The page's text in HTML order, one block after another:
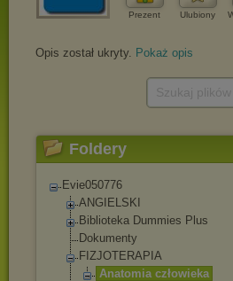
Prezent Ulubiony
Opis został ukryty. Pokaż opis
Foldery
Evie050776
ANGIELSKI
Biblioteka Dummies Plus
Dokumenty
FIZJOTERAPIA
Anatomia człowieka